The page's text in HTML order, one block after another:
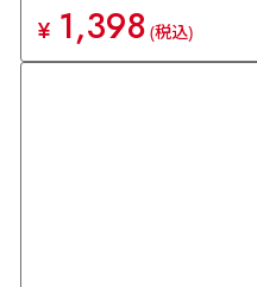
¥ 1,398 (税込)